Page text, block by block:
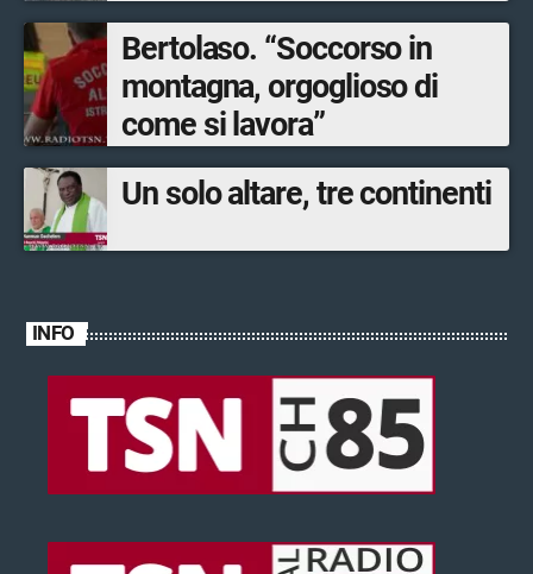
Bertolaso. “Soccorso in
montagna, orgoglioso di
come si lavora”
Un solo altare, tre continenti
INFO